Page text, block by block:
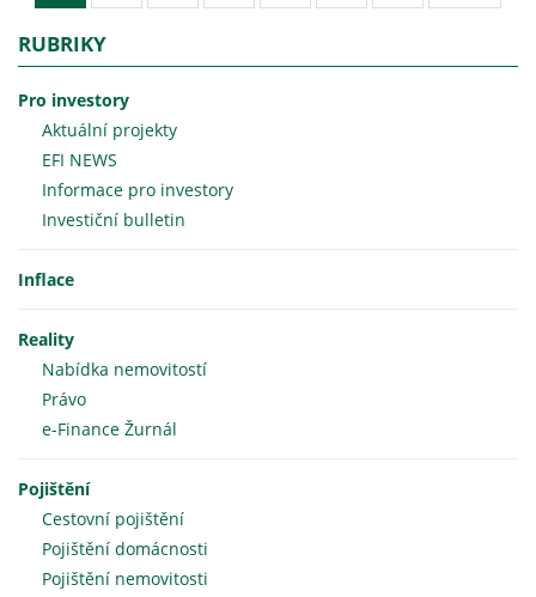
RUBRIKY
Pro investory
Aktuální projekty
EFI NEWS
Informace pro investory
Investiční bulletin
Inflace
Reality
Nabídka nemovitostí
Právo
e-Finance Žurnál
Pojištění
Cestovní pojištění
Pojištění domácnosti
Pojištění nemovitosti